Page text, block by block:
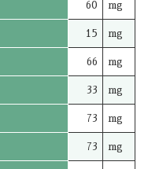
60 mg
15 mg
66 mg
33 mg
73 mg
73 mg